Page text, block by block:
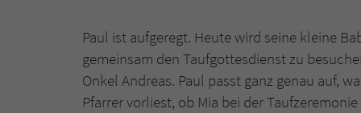
Paul ist aufgeregt. Heute wird seine kleine
gemeinsam den Taufgottesdienst zu
Onkel Andreas. Paul passt ganz genau auf,
Pfarrer vorliest, ob Mia bei der